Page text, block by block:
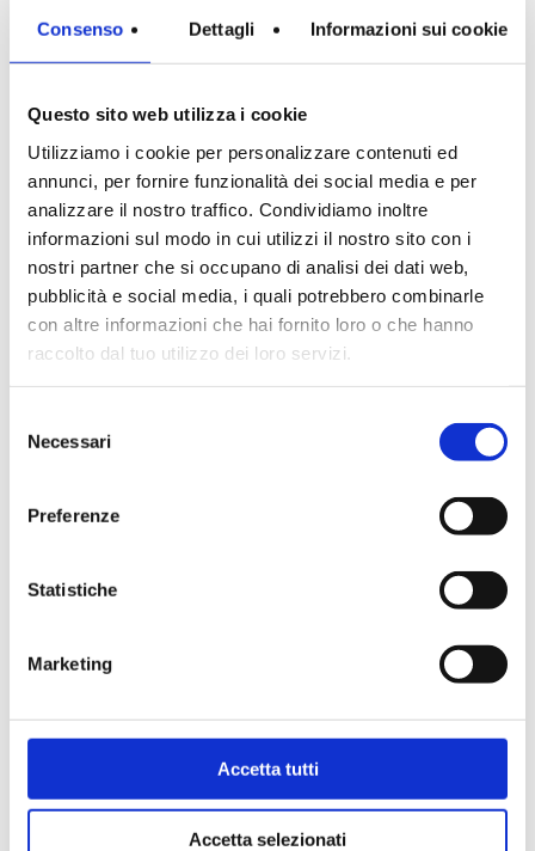
Consenso Dettagli Informazioni sui cookie
Questo sito web utilizza i cookie
Utilizziamo i cookie per personalizzare contenuti ed
annunci, per fornire funzionalità dei social media e per
analizzare il nostro traffico. Condividiamo inoltre
informazioni sul modo in cui utilizzi il nostro sito con i
nostri partner che si occupano di analisi dei dati web,
pubblicità e social media, i quali potrebbero combinarle
con altre informazioni che hai fornito loro o che hanno
raccolto dal tuo utilizzo dei loro servizi.
delNecessari
Preferenze
Statistiche
Marketing
Accetta tutti
Accetta selezionati
studio di progettazione di Interni e
differenzia per il suo approccio
innovativo e per una metodologia di
lavoro da lei ideata, che sfrutta il
supporto dell’Intelligenza Artificiale.
Caratteristiche del suo modo di
lavorare, sono sicuramente l’attenzione
ai dettagli e la ricerca continua condotta
realizzare progetti sempre unici, con
un’eccellente funzionalità: aspetti
interesse per il design, la portano ad
moda, campi ai quali si dedica nel
tempo libero e che si dimostrano di